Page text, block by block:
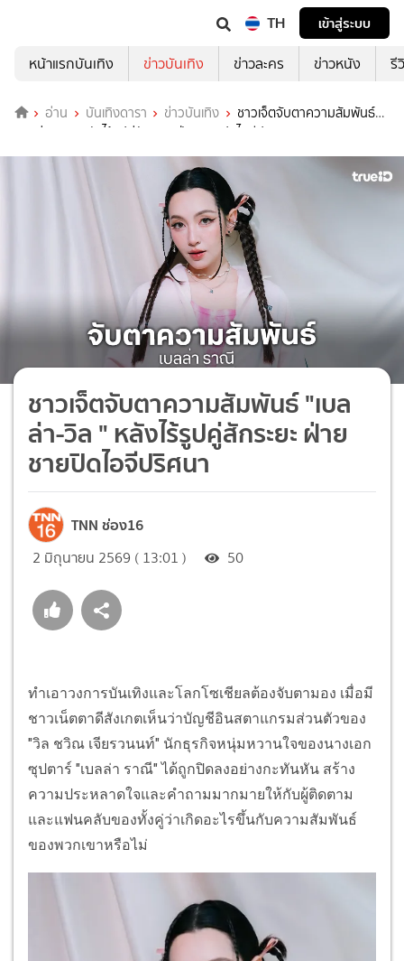
TH
เข้าสู่ระบบ
หน้าแรกบันเทิง
ข่าวบันเทิง ข่าวละคร ข่าวหนัง รี
อ่าน บันเทิงดารา ข่าวบันเทิง
ชาวเจ็ตจับตาความสัมพันธ์
"เบลล่า-วิล " หลังไร้รูปคู่สักระยะ ฝ่ายชายปิดไอจีปริศนา
ชาวเจ็ตจับตาความสัมพันธ์ "เบล
ล่า-วิล " หลังไร้รูปคู่สักระยะ ฝ่าย
ชายปิดไอจีปริศนา
TNN ช่อง16
2 มิถุนายน 2569 ( 13:01 ) 50
ทำเอาวงการบันเทิงและโลกโซเชียลต้องจับตามอง เมื่อมี
ชาวเน็ตตาดีสังเกตเห็นว่าบัญชีอินสตาแกรมส่วนตัวของ
"วิล ชวิณ เจียรวนนท์" นักธุรกิจหนุ่มหวานใจของนางเอก
ซุปตาร์ "เบลล่า ราณี" ได้ถูกปิดลงอย่างกะทันหัน สร้าง
ความประหลาดใจและคำถามมากมายให้กับผู้ติดตาม
และแฟนคลับของทั้งคู่ว่าเกิดอะไรขึ้นกับความสัมพันธ์
ของพวกเขาหรือไม่